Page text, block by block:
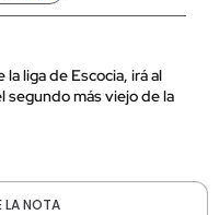
liga de Escocia, irá al
segundo más viejo de la
LA NOTA